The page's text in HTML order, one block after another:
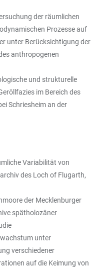
der räumlichen
Prozesse auf
unter Berücksichtigung der
anthropogenen
und strukturelle
im Bereich des
Schriesheim an der
Variabilität von
des Loch of Flugarth,
der Mecklenburger
spätholozäner
unter
verschiedener
auf die Keimung von